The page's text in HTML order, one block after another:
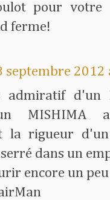
pour votre
ferme!
septembre 2012
admiratif d'un
MISHIMA
la rigueur
dans un
encore un